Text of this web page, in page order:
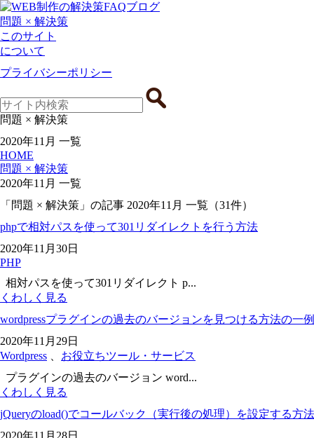
問題 × 解決策
このサイト
について
プライバシーポリシー
問題 × 解決策
2020年11月 一覧
HOME
問題 × 解決策
2020年11月 一覧
「問題 × 解決策」の記事 2020年11月 一覧 （31件）
phpで相対パスを使って301リダイレクトを行う方法
2020年11月30日
PHP
相対パスを使って301リダイレクト p...
くわしく見る
wordpressプラグインの過去のバージョンを見つける方法の一例
2020年11月29日
Wordpress
お役立ちツール・サービス
プラグインの過去のバージョン word...
くわしく見る
jQueryのload()でコールバック（実行後の処理）を設定する方法
2020年11月28日